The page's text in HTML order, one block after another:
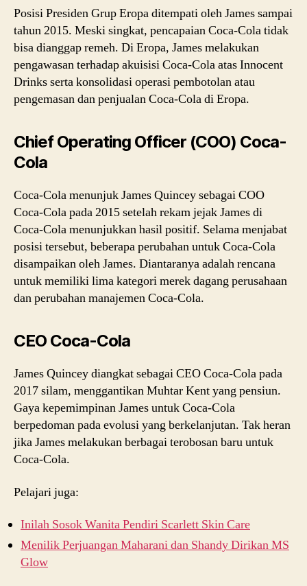
Posisi Presiden Grup Eropa ditempati oleh James sampai
tahun 2015. Meski singkat, pencapaian Coca-Cola tidak
bisa dianggap remeh. Di Eropa, James melakukan
pengawasan terhadap akuisisi Coca-Cola atas Innocent
Drinks serta konsolidasi operasi pembotolan atau
pengemasan dan penjualan Coca-Cola di Eropa.
Chief Operating Officer (COO) Coca-
Cola
Coca-Cola menunjuk James Quincey sebagai COO
Coca-Cola pada 2015 setelah rekam jejak James di
Coca-Cola menunjukkan hasil positif. Selama menjabat
posisi tersebut, beberapa perubahan untuk Coca-Cola
disampaikan oleh James. Diantaranya adalah rencana
untuk memiliki lima kategori merek dagang perusahaan
dan perubahan manajemen Coca-Cola.
CEO Coca-Cola
James Quincey diangkat sebagai CEO Coca-Cola pada
2017 silam, menggantikan Muhtar Kent yang pensiun.
Gaya kepemimpinan James untuk Coca-Cola
berpedoman pada evolusi yang berkelanjutan. Tak heran
jika James melakukan berbagai terobosan baru untuk
Coca-Cola.
Pelajari juga:
Inilah Sosok Wanita Pendiri Scarlett Skin Care
Menilik Perjuangan Maharani dan Shandy Dirikan MS
Glow